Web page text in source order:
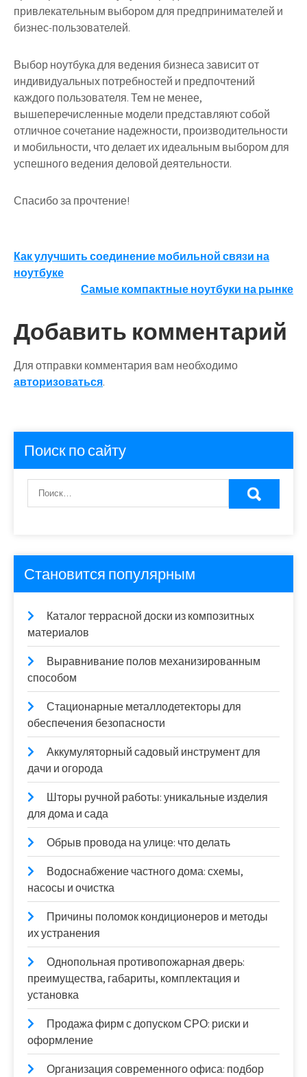
привлекательным выбором для предпринимателей и
бизнес-пользователей.
Выбор ноутбука для ведения бизнеса зависит от
индивидуальных потребностей и предпочтений
каждого пользователя. Тем не менее,
вышеперечисленные модели представляют собой
отличное сочетание надежности, производительности
и мобильности, что делает их идеальным выбором для
успешного ведения деловой деятельности.
Спасибо за прочтение!
Навигация
по
Как улучшить соединение мобильной связи на
ноутбуке
Самые компактные ноутбуки на рынке
Добавить комментарий
Для отправки комментария вам необходимо
авторизоваться.
Поиск по сайту
Становится популярным
Каталог террасной доски из композитных
материалов
Выравнивание полов механизированным
способом
Стационарные металлодетекторы для
обеспечения безопасности
Аккумуляторный садовый инструмент для
дачи и огорода
Шторы ручной работы: уникальные изделия
для дома и сада
Обрыв провода на улице: что делать
Водоснабжение частного дома: схемы,
насосы и очистка
Причины поломок кондиционеров и методы
их устранения
Однопольная противопожарная дверь:
преимущества, габариты, комплектация и
установка
Продажа фирм с допуском СРО: риски и
оформление
Организация современного офиса: подбор